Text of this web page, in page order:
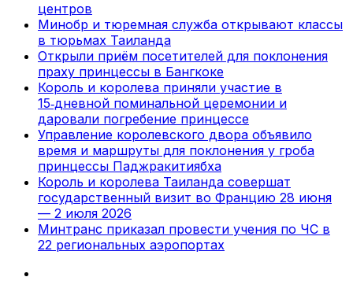
центров
Минобр и тюремная служба открывают классы
в тюрьмах Таиланда
Открыли приём посетителей для поклонения
праху принцессы в Бангкоке
Король и королева приняли участие в
15‑дневной поминальной церемонии и
даровали погребение принцессе
Управление королевского двора объявило
время и маршруты для поклонения у гроба
принцессы Паджракитиябха
Король и королева Таиланда совершат
государственный визит во Францию 28 июня
— 2 июля 2026
Минтранс приказал провести учения по ЧС в
22 региональных аэропортах